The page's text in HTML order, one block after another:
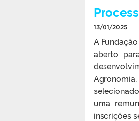
13/01/2025
A
aberto
uma
inscrições